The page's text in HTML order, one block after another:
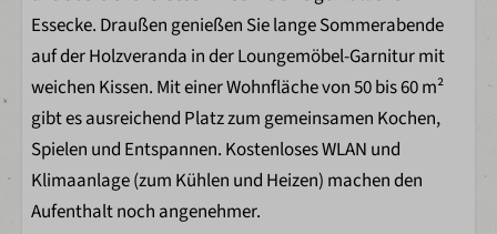
Parkeinrichtungen
Imbiss
Fahrradverleih
Bogenschießen
Beachbar Little Lakeside
Restaurant Lakeside
Essecke. Draußen genießen Sie lange Sommerabende
auf der Holzveranda in der Loungemöbel-Garnitur mit
weichen Kissen. Mit einer Wohnfläche von 50 bis 60 m²
gibt es ausreichend Platz zum gemeinsamen Kochen,
Spielen und Entspannen. Kostenloses WLAN und
Klimaanlage (zum Kühlen und Heizen) machen den
Aufenthalt noch angenehmer.